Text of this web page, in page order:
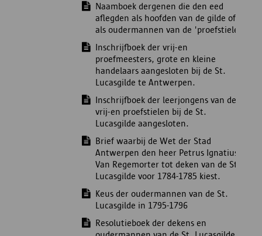
Naamboek dergenen die den eed
aflegden als hoofden van de gilde of
als oudermannen van de 'proefstielen'
Inschrijfboek der vrij-en
proefmeesters, grote en kleine
handelaars aangesloten bij de St.
Lucasgilde te Antwerpen.
Inschrijfboek der leerjongens van de
vrij-en proefstielen bij de St.
Lucasgilde aangesloten.
Brief waarbij de Wet der Stad
Antwerpen den heer Petrus Ignatius
Van Regemorter tot deken van de St.
Lucasgilde voor 1784-1785 kiest.
Keus der oudermannen van de St.
Lucasgilde in 1795-1796
Resolutieboek der dekens en